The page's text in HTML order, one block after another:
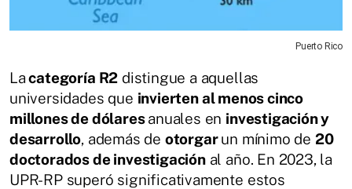
Puerto Rico
Lacategoría R2 distingue a aquellas
universidades que invierten al menos cinco
millones de dólaresanuales en investigación y
desarrollo, además de otorgarun mínimo de 20
doctorados de investigaciónal año. En 2023, la
UPR-RP superó significativamente estos